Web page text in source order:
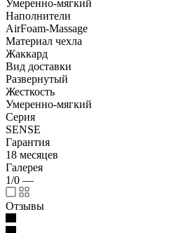
Умеренно-мягкий
Наполнители
AirFoam-Massage
Материал чехла
Жаккард
Вид доставки
Развернутый
Жесткость
Умеренно-мягкий
Серия
SENSE
Гарантия
18 месяцев
Галерея
1/0 —
Отзывы